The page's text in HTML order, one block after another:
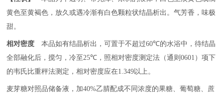
黄色至黄褐色，放久或遇冷渐有白色颗粒状结晶析出。气芳香，味极
甜。
相对密度 本品如有结晶析出，可置于不超过60℃的水浴中，待结晶
全部融化后，搅匀，冷至25℃ ，照相对密度测定法（通则0601 ）项下
的韦氏比重秤法测定，相对密度应在1.349以上。
麦芽糖对照品储备液，加40%乙腈配成不同浓度的果糖、葡萄糖、蔗